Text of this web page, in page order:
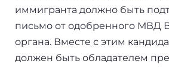
иммигранта должно быть
письмо от одобренного МВД
органа. Вместе с этим
должен быть обладателем